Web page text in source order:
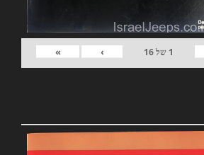
1 של16
›
»